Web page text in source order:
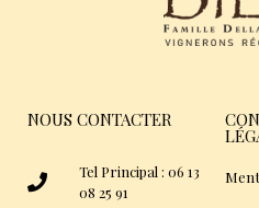
NOUS CONTACTER
Tel Principal : 06 13
08 25 91